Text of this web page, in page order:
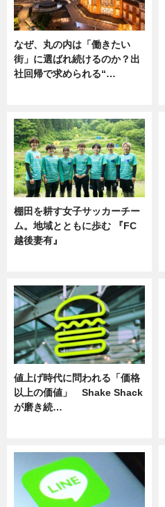
なぜ、丸の内は「働きたい
街」に選ばれ続けるのか？出
社回帰で求められる“…
棚田を耕す女子サッカーチー
ム。地域とともに歩む 『FC
越後妻有』
値上げ時代に問われる「価格
以上の価値」 Shake Shack
が磨き続…